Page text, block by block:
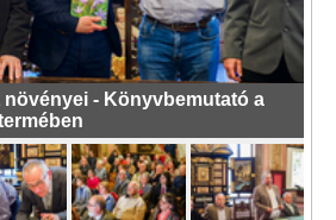
növényei - Könyvbemutató a